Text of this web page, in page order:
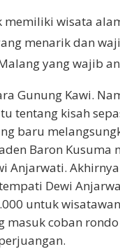
memiliki wisata
menarik dan
yang wajib
Gunung Kawi.
tentang kisah
baru
Baron Kusuma
Anjarwati.
Dewi
untuk
masuk coban